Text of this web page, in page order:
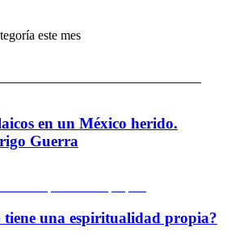
este mes
en un México herido.
Guerra
tiene una espiritualidad propia?